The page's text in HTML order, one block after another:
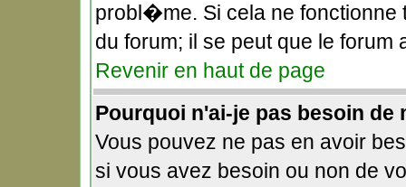
probl�me. Si cela ne fonctionne
du forum; il se peut que le
Revenir en haut de page
Pourquoi n'ai-je pas besoin de
Vous pouvez ne pas en avoir
si vous avez besoin ou non de